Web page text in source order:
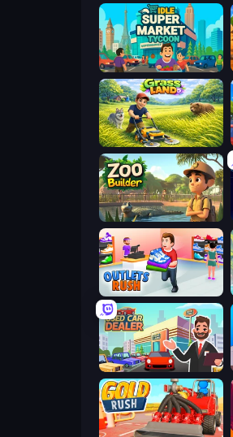
Idle Supermarket Tycoon
Grass Land
Zoo Builder
Outlets Rush
Used Car Dealer Tycoon